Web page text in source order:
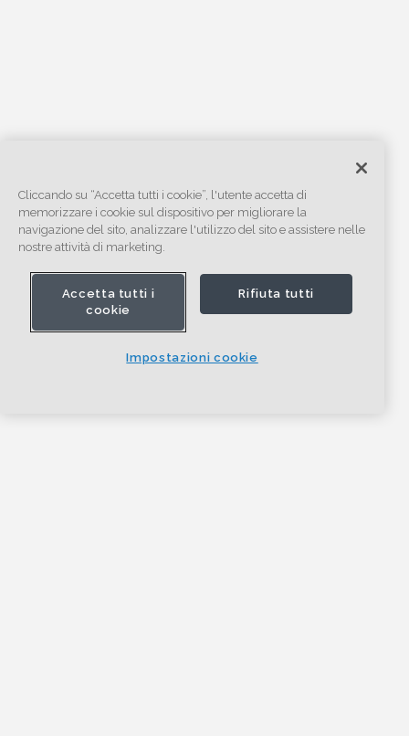
Cliccando su “Accetta tutti i cookie”, l'utente accetta di
memorizzare i cookie sul dispositivo per migliorare la
navigazione del sito, analizzare l'utilizzo del sito e assistere nelle
nostre attività di marketing.
Accetta tutti i
cookie
Rifiuta tutti
Impostazioni cookie